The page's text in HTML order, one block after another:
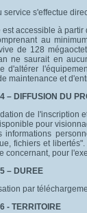
service s'effectue
est accessible à
au
de 128
ne saurait en
d'altérer
maintenance et
– DIFFUSION DU
de l'inscription
pour
informations
fichiers et
concernant, pour
– DUREE
par
- TERRITOIRE